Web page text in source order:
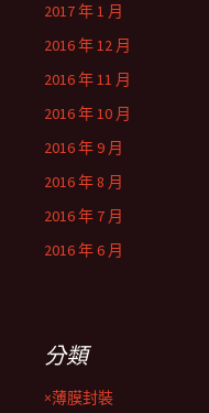
2017 年 1 月
2016 年 12 月
2016 年 11 月
2016 年 10 月
2016 年 9 月
2016 年 8 月
2016 年 7 月
2016 年 6 月
分類
×薄膜封裝